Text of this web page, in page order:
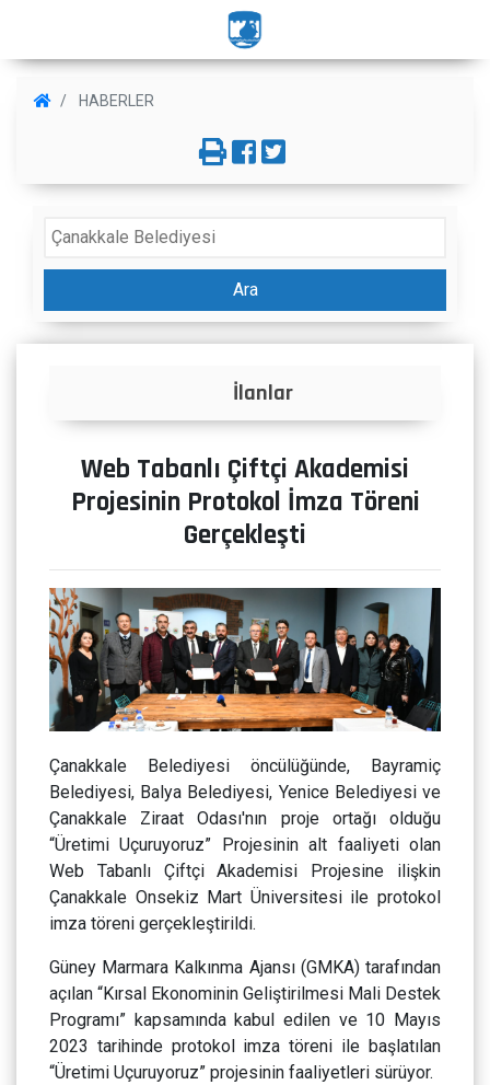
HABERLER
Ara
İlanlar
Web Tabanlı Çiftçi Akademisi
Projesinin Protokol İmza Töreni
Gerçekleşti
Çanakkale Belediyesi öncülüğünde, Bayramiç
Belediyesi, Balya Belediyesi, Yenice Belediyesi ve
Çanakkale Ziraat Odası'nın proje ortağı olduğu
“Üretimi Uçuruyoruz” Projesinin alt faaliyeti olan
Web Tabanlı Çiftçi Akademisi Projesine ilişkin
Çanakkale Onsekiz Mart Üniversitesi ile protokol
imza töreni gerçekleştirildi.
Güney Marmara Kalkınma Ajansı (GMKA) tarafından
açılan “Kırsal Ekonominin Geliştirilmesi Mali Destek
Programı” kapsamında kabul edilen ve 10 Mayıs
2023 tarihinde protokol imza töreni ile başlatılan
“Üretimi Uçuruyoruz” projesinin faaliyetleri sürüyor.